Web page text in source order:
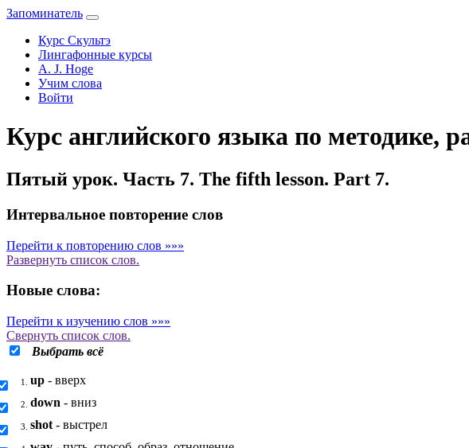
Запоминатель
Курс Скультэ
Лингафонные курсы
A. J. Hoge
Учим слова
Войти
Курс английского языка по методике,
Пятый урок. Часть 7. The fifth lesson. Part 7.
Интервальное повторение слов
Перейти к повторению слов »»»
Развернуть список слов.
Новые слова:
Перейти к изучению слов »»»
Свернуть список слов.
Выбрать всё
1. up - вверх
2. down - вниз
3. shot - выстрел